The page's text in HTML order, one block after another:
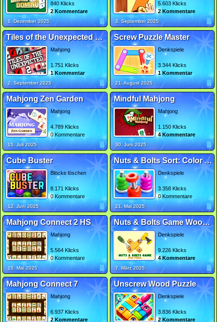
840 Klicks
2 Kommentare
1. Dezember 2025
5.603 Klicks
2 Kommentare
3. September 2025
Tiles of the Unexpected Remastered
Mahjong
1.751 Klicks
1 Kommentar
2. September 2025
Screw Puzzle Master
Denkspiele
3.344 Klicks
1 Kommentar
21. August 2025
Mahjong Zen Garden
Mahjong
4.789 Klicks
0 Kommentare
15. Juli 2025
Mindful Mahjong
Mahjong
1.150 Klicks
4 Kommentare
30. Juni 2025
Cube Buster
Blöcke löschen
8.171 Klicks
0 Kommentare
12. Juni 2025
Nuts & Bolts Sort: Color Puzzle
Denkspiele
3.358 Klicks
0 Kommentare
21. Mai 2025
Mahjong Connect 2 HS
Mahjong
5.564 Klicks
0 Kommentare
15. Mai 2025
Nuts & Bolts Game Wood Puzzle
Denkspiele
9.226 Klicks
4 Kommentare
7. März 2025
Mahjong Connect 7
Mahjong
6.937 Klicks
2 Kommentare
Unscrew Wood Puzzle
Denkspiele
3.836 Klicks
2 Kommentare